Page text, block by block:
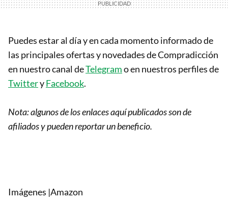
Puedes estar al día y en cada momento informado de
las principales ofertas y novedades de Compradicción
en nuestro canal deTelegramo en nuestros perfiles de
TwitteryFacebook.
Nota: algunos de los enlaces aquí publicados son de
afiliados y pueden reportar un beneficio.
Imágenes |Amazon